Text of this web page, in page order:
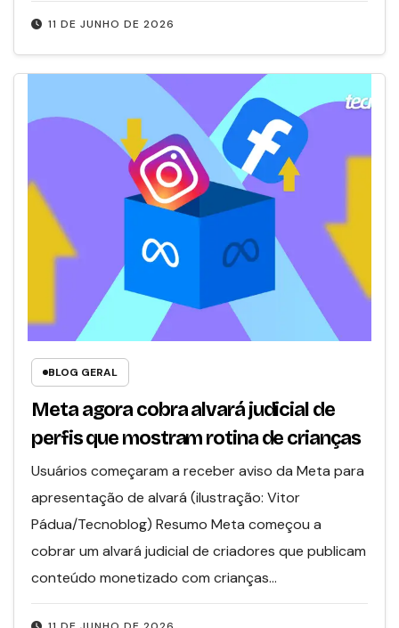
11 DE JUNHO DE 2026
BLOG GERAL
Meta agora cobra alvará judicial de
perfis que mostram rotina de crianças
Usuários começaram a receber aviso da Meta para
apresentação de alvará (ilustração: Vitor
Pádua/Tecnoblog) Resumo Meta começou a
cobrar um alvará judicial de criadores que publicam
conteúdo monetizado com crianças…